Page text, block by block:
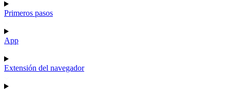
Primeros pasos
App
Extensión del navegador